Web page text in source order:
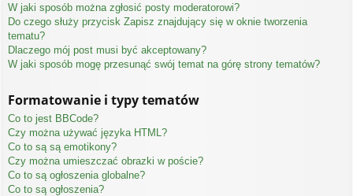
W jaki sposób można zgłosić posty moderatorowi?
Do czego służy przycisk Zapisz znajdujący się w oknie tworzenia
tematu?
Dlaczego mój post musi być akceptowany?
W jaki sposób mogę przesunąć swój temat na górę strony tematów?
Formatowanie i typy tematów
Co to jest BBCode?
Czy można używać języka HTML?
Co to są są emotikony?
Czy można umieszczać obrazki w poście?
Co to są ogłoszenia globalne?
Co to są ogłoszenia?